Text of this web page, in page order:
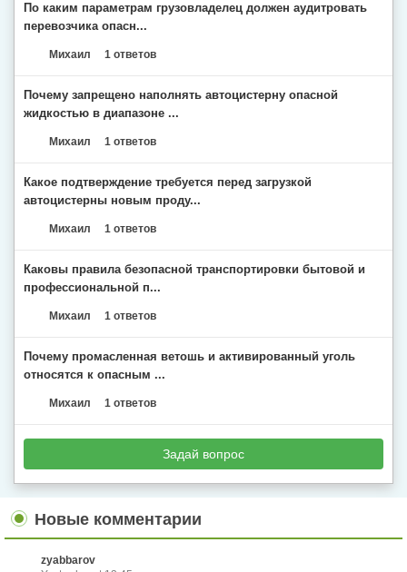
По каким параметрам грузовладелец должен аудитровать
перевозчика опасн...
Михаил 1 ответов
Почему запрещено наполнять автоцистерну опасной
жидкостью в диапазоне ...
Михаил 1 ответов
Какое подтверждение требуется перед загрузкой
автоцистерны новым проду...
Михаил 1 ответов
Каковы правила безопасной транспортировки бытовой и
профессиональной п...
Михаил 1 ответов
Почему промасленная ветошь и активированный уголь
относятся к опасным ...
Михаил 1 ответов
Задай вопрос
Новые комментарии
zyabbarov